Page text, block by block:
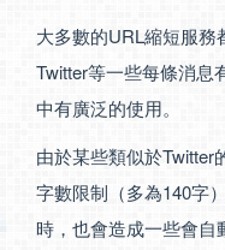
大多數的URL縮短服
Twitter等一些每條消息
中有廣泛的使用。
由於某些類似於Twitter
字數限制（多為140字
時，也會造成一些會自